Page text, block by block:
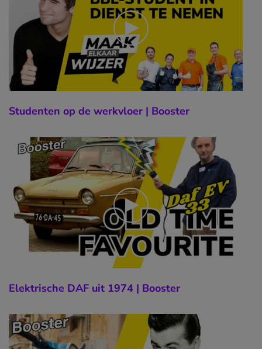
Studenten op de werkvloer | Booster
Elektrische DAF uit 1974 | Booster